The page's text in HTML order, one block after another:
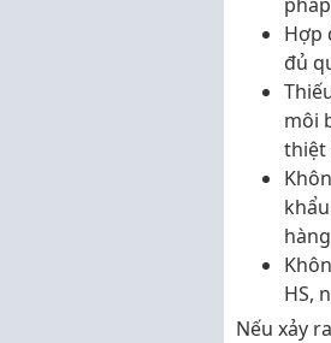
Hợp
đủ
môi
thiệt
HS,
Nếu xảy